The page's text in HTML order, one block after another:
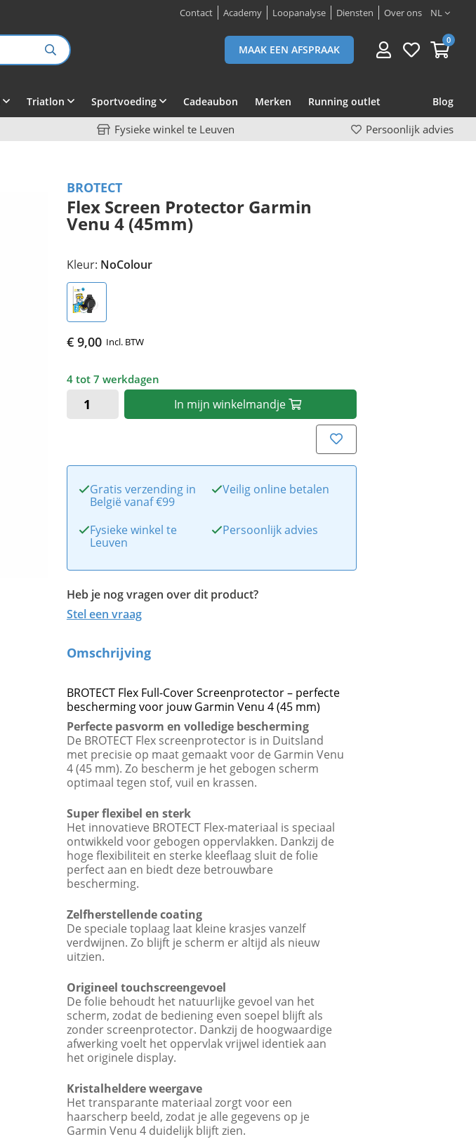
Contact Academy Loopanalyse Diensten Over ons NL
MAAK EEN AFSPRAAK
0
Triatlon Sportvoeding Cadeaubon Merken Running outlet Blog
Fysieke winkel te Leuven Persoonlijk advies
BROTECT
Flex Screen Protector Garmin
Venu 4 (45mm)
Kleur: NoColour
€ 9,00 Incl. BTW
4 tot 7 werkdagen
In mijn winkelmandje
Gratis verzending in
België vanaf €99
Veilig online betalen
Fysieke winkel te
Leuven
Persoonlijk advies
Heb je nog vragen over dit product?
Stel een vraag
Omschrijving
BROTECT Flex Full-Cover Screenprotector – perfecte
bescherming voor jouw Garmin Venu 4 (45 mm)
Perfecte pasvorm en volledige bescherming
De BROTECT Flex screenprotector is in Duitsland
met precisie op maat gemaakt voor de Garmin Venu
4 (45 mm). Zo bescherm je het gebogen scherm
optimaal tegen stof, vuil en krassen.
Super flexibel en sterk
Het innovatieve BROTECT Flex-materiaal is speciaal
ontwikkeld voor gebogen oppervlakken. Dankzij de
hoge flexibiliteit en sterke kleeflaag sluit de folie
perfect aan en biedt deze betrouwbare
bescherming.
Zelfherstellende coating
De speciale toplaag laat kleine krasjes vanzelf
verdwijnen. Zo blijft je scherm er altijd als nieuw
uitzien.
Origineel touchscreengevoel
De folie behoudt het natuurlijke gevoel van het
scherm, zodat de bediening even soepel blijft als
zonder screenprotector. Dankzij de hoogwaardige
afwerking voelt het oppervlak vrijwel identiek aan
het originele display.
Kristalheldere weergave
Het transparante materiaal zorgt voor een
haarscherp beeld, zodat je alle gegevens op je
Garmin Venu 4 duidelijk blijft zien.